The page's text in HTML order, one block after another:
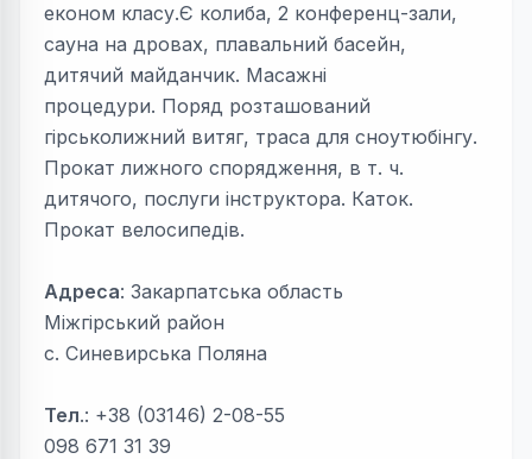
економ класу.Є колиба, 2 конференц-зали,
сауна на дровах, плавальний басейн,
дитячий майданчик. Масажні
процедури. Поряд розташований
гірськолижний витяг, траса для сноутюбінгу.
Прокат лижного спорядження, в т. ч.
дитячого, послуги інструктора. Каток.
Прокат велосипедів.
Адреса: Закарпатська область
Міжгірський район
с. Синевирська Поляна
Тел.: +38 (03146) 2-08-55
098 671 31 39